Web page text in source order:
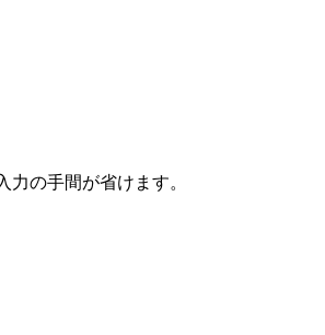
力の手間が省けます。